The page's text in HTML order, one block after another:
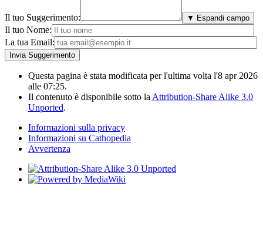
Il tuo Suggerimento: ▼ Espandi campo
Il tuo Nome:
La tua Email:
Questa pagina è stata modificata per l'ultima volta l'8 apr 2026
alle 07:25.
Il contenuto è disponibile sotto la Attribution-Share Alike 3.0
Unported.
Informazioni sulla privacy
Informazioni su Cathopedia
Avvertenza